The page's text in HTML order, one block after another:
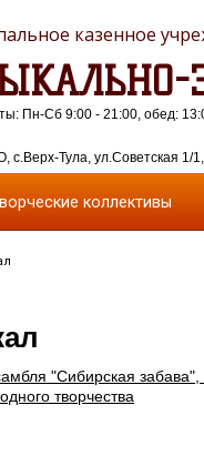
казенное
с.Верх-Тула, ул.Советская 1/
Пн-Сб 9:00 - 21:00, обед:
коллективы
"Сибирская
творчества